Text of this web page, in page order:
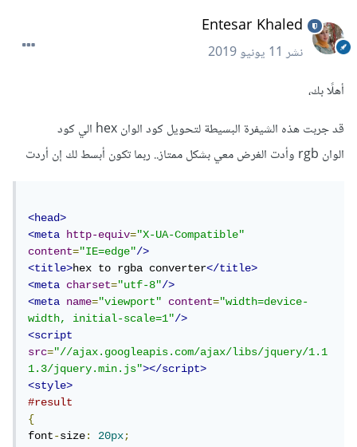
Entesar Khaled
نشر11 يونيو 2019
أهلًا بك،
قد جربت هذه الشيفرة البسيطة لتحويل كود الوان hex الي كود
الوان rgb وأدت الغرض معي بشكل ممتاز.. ربما تكون أبسط لك إن أردت
<head>
<meta
http-equiv="X-UA-Compatible"
content="IE=edge"/>
<title>hex to rgba converter</title>
<meta
charset="utf-8"/>
<meta
name="viewport" content="width=device-
width, initial-scale=1"/>
<script
src="//ajax.googleapis.com/ajax/libs/jquery/1.1
1.3/jquery.min.js"></script>
<style>
#result
{
font-size: 20px;